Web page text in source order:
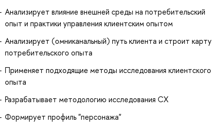
Анализирует влияние внешней среды на потребительский
опыт и практики управления клиентским опытом
Анализирует (омниканальный) путь клиента и строит карту
потребительского опыта
Применяет подходящие методы исследования клиентского
опыта
Разрабатывает методологию исследования СХ
Формирует профиль "персонажа"